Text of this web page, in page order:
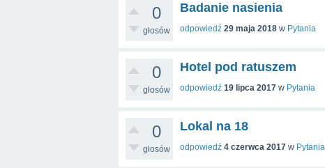
0
głosów
Badanie nasienia
odpowiedź 29 maja 2018 w Pytania
0
głosów
Hotel pod ratuszem
odpowiedź 19 lipca 2017 w Pytania
0
głosów
Lokal na 18
odpowiedź 4 czerwca 2017 w Pytania